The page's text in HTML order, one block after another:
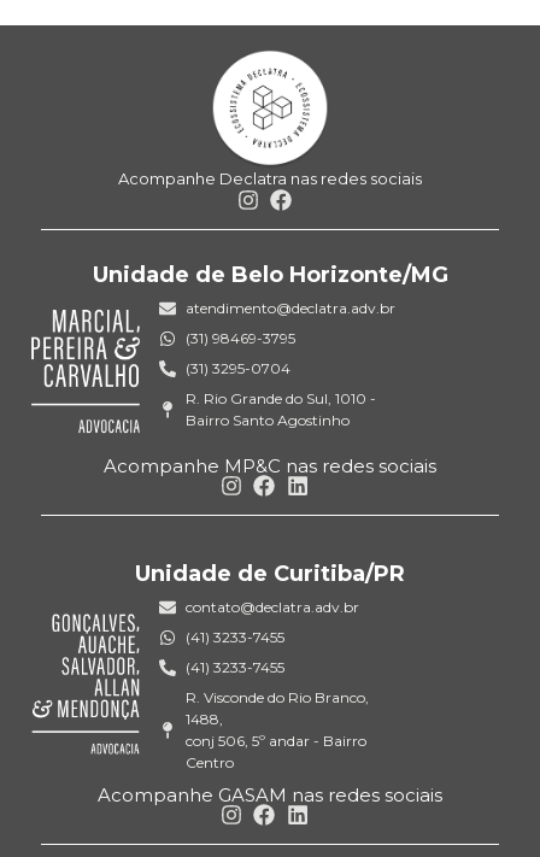
Acompanhe Declatra nas redes sociais
Unidade de Belo Horizonte/MG
atendimento@declatra.adv.br
(31) 98469-3795
(31) 3295-0704
R. Rio Grande do Sul, 1010 -
Bairro Santo Agostinho
Acompanhe MP&C nas redes sociais
Unidade de Curitiba/PR
contato@declatra.adv.br
(41) 3233-7455
(41) 3233-7455
R. Visconde do Rio Branco,
1488,
conj 506, 5º andar - Bairro
Centro
Acompanhe GASAM nas redes sociais